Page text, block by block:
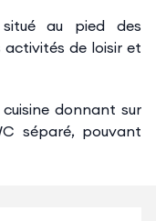
au pied des
activités de loisir et
donnant sur
séparé, pouvant
situé dans quartier